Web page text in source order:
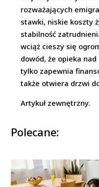
rozważających
stawki, niskie koszty
stabilność
wciąż cieszy się
dowód, że opieka
tylko zapewnia
także otwiera drzwi
Artykuł zewnętrzny.
Polecane: